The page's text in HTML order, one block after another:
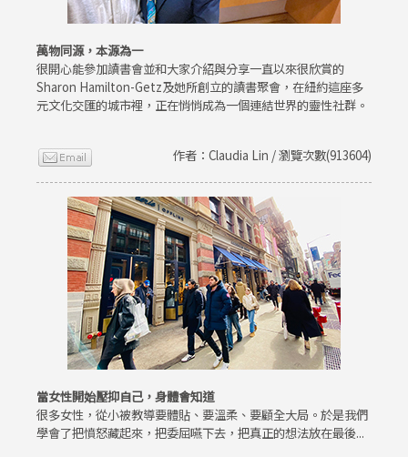
萬物同源，本源為一
很開心能參加讀書會並和大家介紹與分享一直以來很欣賞的
Sharon Hamilton-Getz及她所創立的讀書聚會，在紐約這座多
元文化交匯的城市裡，正在悄悄成為一個連結世界的靈性社群。
作者：Claudia Lin / 瀏覽次數(913604)
當女性開始壓抑自己，身體會知道
很多女性，從小被教導要體貼、要溫柔、要顧全大局。於是我們
學會了把憤怒藏起來，把委屈嚥下去，把真正的想法放在最後...